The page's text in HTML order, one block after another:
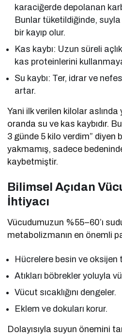
karaciğerde depolanan
Bunlar tüketildiğinde, suyla
bir kayıp olur.
Kas kaybı: Uzun süreli
kas proteinlerini
Su kaybı: Ter, idrar ve
artar.
Yani ilk verilen kilolar aslında
oranda su ve kas kaybıdır.
3 günde 5 kilo verdim” diyen
yakmamış, sadece
kaybetmiştir.
Bilimsel Açıdan
İhtiyacı
Vücudumuzun %55–60’ı
metabolizmanın en önemli
Hücrelere besin ve oksijen
Atıkları böbrekler yoluyla
Vücut sıcaklığını dengeler.
Eklem ve dokuları korur.
Dolayısıyla suyun önemini